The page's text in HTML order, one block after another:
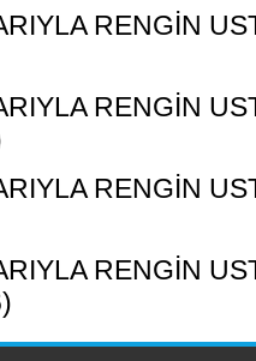
RENGİN
RENGİN
RENGİN
RENGİN